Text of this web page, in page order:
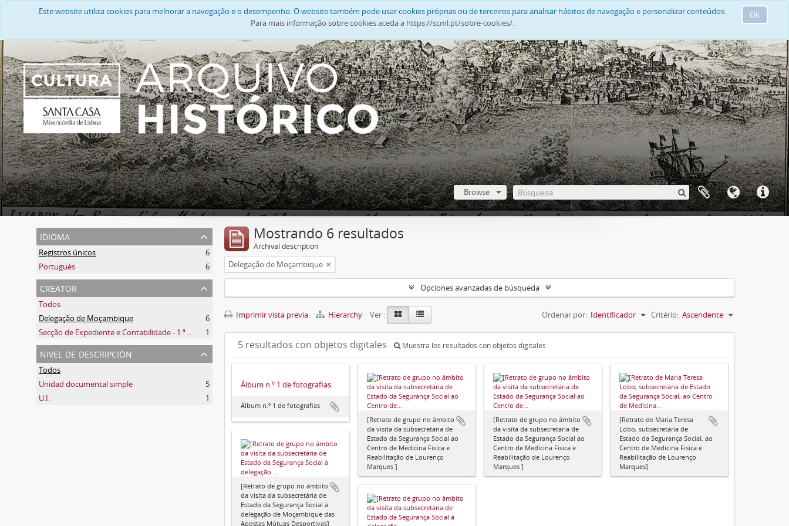
Ok
Este website utiliza cookies para melhorar a navegação e o desempenho. O website também pode usar cookies próprias ou de terceiros para analisar hábitos de navegação e personalizar conteúdos.
Para mais informação sobre cookies aceda a https://scml.pt/sobre-cookies/.
Browse
idioma
Registros únicos
6
Portugués
6
creator
Todos
Delegação de Moçambique
6
Secção de Expediente e Contabilidade - 1.ª secção
1
nivel de descripción
Todos
Unidad documental simple
5
U.I.
1
Mostrando 6 resultados
Archival description
Delegação de Moçambique
Opciones avanzadas de búsqueda
Imprimir vista previa Hierarchy Ver : Ordenar por: Identificador Critério: Ascendente
5 resultados con objetos digitales Muestra los resultados con objetos digitales
Álbum n.º 1 de fotografias
Álbum n.º 1 de fotografias
[Retrato de grupo no âmbito
da visita da subsecretária de
Estado da Segurança Social ao
Centro de Medicina Física e
Reabilitação de Lourenço
Marques ]
[Retrato de grupo no âmbito
da visita da subsecretária de
Estado da Segurança Social ao
Centro de Medicina Física e
Reabilitação de Lourenço
Marques ]
[Retrato de Maria Teresa
Lobo, subsecretária de
Estado da Segurança Social, ao
Centro de Medicina Física e
Reabilitação de Lourenço
Marques]
[Retrato de grupo no âmbito
da visita da subsecretária de
Estado da Segurança Social à
delegação de Moçambique das
Apostas Mútuas Desportivas]